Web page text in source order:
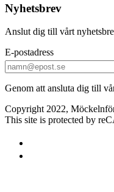
Nyhetsbrev
Anslut dig till vårt
E-postadress
Genom att ansluta dig till
Copyright 2022,
This site is protected by